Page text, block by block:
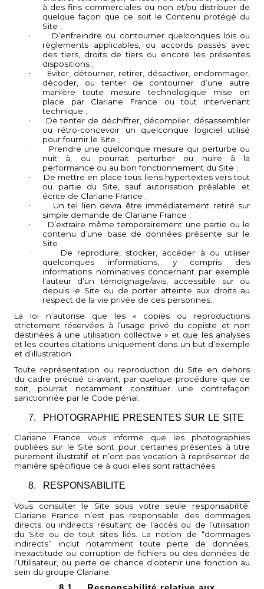
à des fins commerciales ou non et/ou distribuer de
quelque façon que ce soit le Contenu protégé du
Site ;
·
D’enfreindre ou contourner quelconques lois ou
règlements applicables, ou accords passés avec
des tiers, droits de tiers ou encore les présentes
dispositions ;
·
Éviter, détourner, retirer, désactiver, endommager,
décoder, ou tenter de contourner d’une autre
manière toute mesure technologique mise en
place par Clariane France ou tout intervenant
technique ;
·
De tenter de déchiffrer, décompiler, désassembler
ou rétro-concevoir un quelconque logiciel utilisé
pour fournir le Site ;
·
Prendre une quelconque mesure qui perturbe ou
nuit à, ou pourrait perturber ou nuire à la
performance ou au bon fonctionnement du Site ;
·
De mettre en place tous liens hypertextes vers tout
ou partie du Site, sauf autorisation préalable et
écrite de Clariane France ;
·
Un tel lien devra être immédiatement retiré sur
simple demande de Clariane France ;
·
D’extraire même temporairement une partie ou le
contenu d’une base de données présente sur le
Site ;
·
De reproduire, stocker, accéder à ou utiliser
quelconques informations, y compris des
informations nominatives concernant par exemple
l’auteur d’un témoignage/avis, accessible sur ou
depuis le Site ou de porter atteinte aux droits au
respect de la vie privée de ces personnes.
La loi n’autorise que les « copies ou reproductions
strictement réservées à l’usage privé du copiste et non
destinées à une utilisation collective » et que les analyses
et les courtes citations uniquement dans un but d’exemple
et d’illustration.
Toute représentation ou reproduction du Site en dehors
du cadre précisé ci-avant, par quelque procédure que ce
soit, pourrait notamment constituer une contrefaçon
sanctionnée par le Code pénal.
7. PHOTOGRAPHIE PRESENTES SUR LE SITE
Clariane France vous informe que les photographies
publiées sur le Site sont pour certaines présentes à titre
purement illustratif et n’ont pas vocation à représenter de
manière spécifique ce à quoi elles sont rattachées.
8. RESPONSABILITE
Vous consulter le Site sous votre seule responsabilité.
Clariane France n’est pas responsable des dommages
directs ou indirects résultant de l’accès ou de l’utilisation
du Site ou de tout sites liés. La notion de “dommages
indirects” inclut notamment toute perte de données,
inexactitude ou corruption de fichiers ou des données de
l’Utilisateur, ou perte de chance d’obtenir une fonction au
sein du groupe Clariane.